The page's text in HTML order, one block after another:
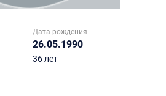
Дата рождения
26.05.1990
36 лет